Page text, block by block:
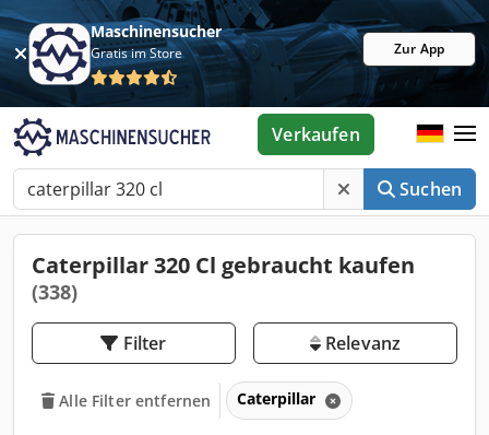
Maschinensucher
Gratis im Store Zur App
Suchen
Verkaufen
Caterpillar 320 Cl gebraucht kaufen
(338)
Filter Relevanz
Alle Filter entfernen Caterpillar